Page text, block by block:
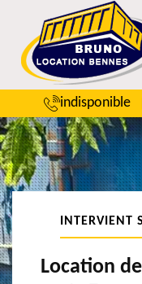
indisponible
INTERVIENT
Location